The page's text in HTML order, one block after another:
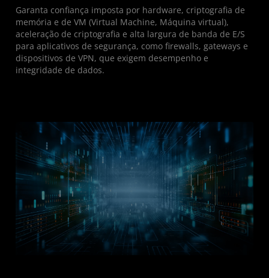
Garanta confiança imposta por hardware, criptografia de
memória e de VM (Virtual Machine, Máquina virtual),
aceleração de criptografia e alta largura de banda de E/S
para aplicativos de segurança, como firewalls, gateways e
dispositivos de VPN, que exigem desempenho e
integridade de dados.